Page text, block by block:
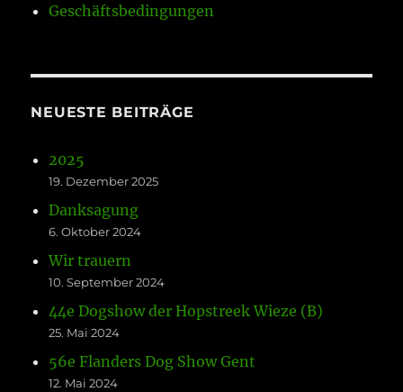
Geschäftsbedingungen
NEUESTE BEITRÄGE
2025
19. Dezember 2025
Danksagung
6. Oktober 2024
Wir trauern
10. September 2024
44e Dogshow der Hopstreek Wieze (B)
25. Mai 2024
56e Flanders Dog Show Gent
12. Mai 2024